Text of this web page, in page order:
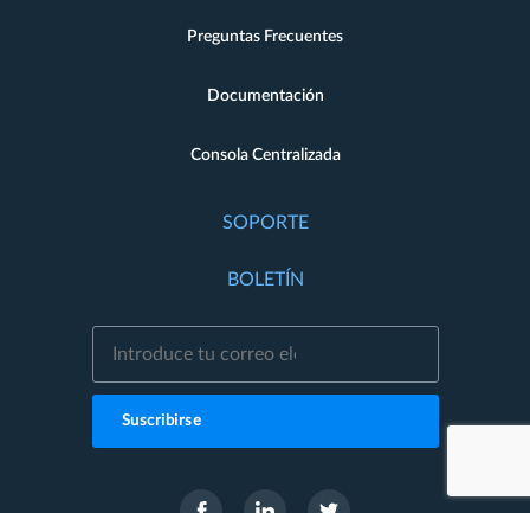
Preguntas Frecuentes
Documentación
Consola Centralizada
SOPORTE
BOLETÍN
Suscribirse